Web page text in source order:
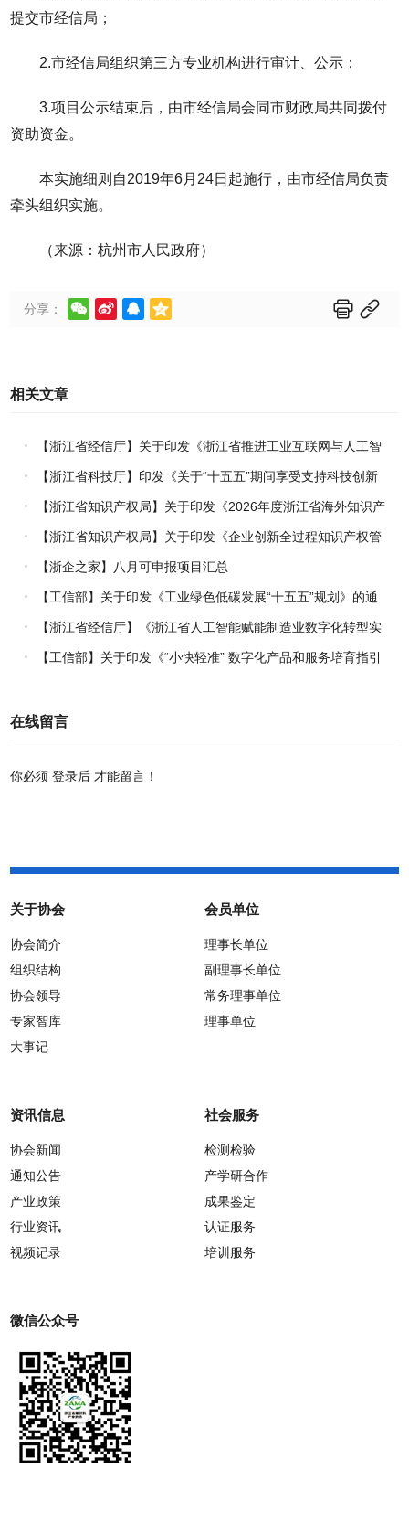
提交市经信局；
2.市经信局组织第三方专业机构进行审计、公示；
3.项目公示结束后，由市经信局会同市财政局共同拨付
资助资金。
本实施细则自2019年6月24日起施行，由市经信局负责
牵头组织实施。
（来源：杭州市人民政府）
分享：      
相关文章
【浙江省经信厅】关于印发《浙江省推进工业互联网与人工智
能融合赋能行动方案》的通知
【浙江省科技厅】印发《关于“十五五”期间享受支持科技创新
进口税收优惠政策的科研机构名单核定的实施办法》的通知
【浙江省知识产权局】关于印发《2026年度浙江省海外知识产
权风险统一基础性保障保险实施方案》的通知
【浙江省知识产权局】关于印发《企业创新全过程知识产权管
理指引》的通知
【浙企之家】八月可申报项目汇总
【工信部】关于印发《工业绿色低碳发展“十五五”规划》的通
知
【浙江省经信厅】《浙江省人工智能赋能制造业数字化转型实
施方案（2026-2030年）》印发
【工信部】关于印发《“小快轻准” 数字化产品和服务培育指引
在线留言
你必须登录后 才能留言！
关于协会
协会简介
组织结构
协会领导
专家智库
大事记
会员单位
理事长单位
副理事长单位
常务理事单位
理事单位
资讯信息
协会新闻
通知公告
产业政策
行业资讯
视频记录
社会服务
检测检验
产学研合作
成果鉴定
认证服务
培训服务
微信公众号